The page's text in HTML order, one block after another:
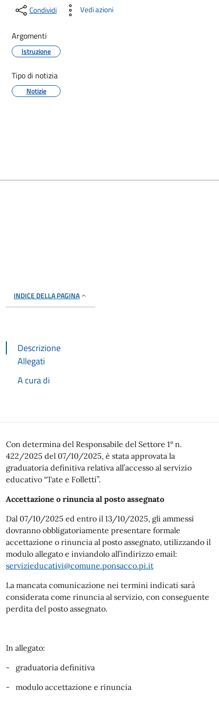
Condividi Vedi azioni
Argomenti
Istruzione
Tipo di notizia
Notizie
INDICE DELLA PAGINA
Descrizione
Allegati
A cura di
Descrizione
Con determina del Responsabile del Settore 1° n.
422/2025 del 07/10/2025, è stata approvata la
graduatoria definitiva relativa all’accesso al servizio
educativo “Tate e Folletti”.
Accettazione o rinuncia al posto assegnato
Dal 07/10/2025 ed entro il 13/10/2025, gli ammessi
dovranno obbligatoriamente presentare formale
accettazione o rinuncia al posto assegnato, utilizzando il
modulo allegato e inviandolo all’indirizzo email:
servizieducativi@comune.ponsacco.pi.it
La mancata comunicazione nei termini indicati sarà
considerata come rinuncia al servizio, con conseguente
perdita del posto assegnato.
In allegato:
- graduatoria definitiva
- modulo accettazione e rinuncia